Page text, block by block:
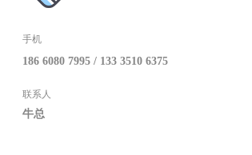
手机
186 6080 7995 / 133 3510 6375
联系人
牛总